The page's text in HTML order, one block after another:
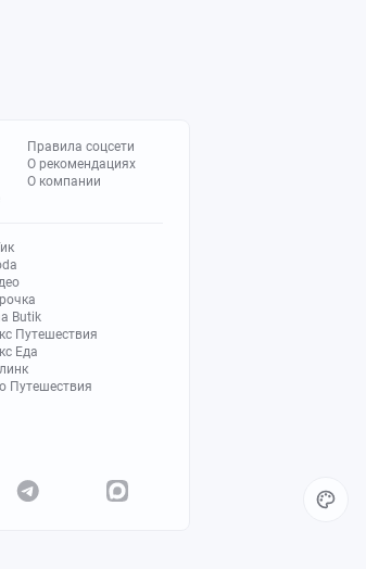
Правила соцсети
О рекомендациях
О компании
Butik
Путешествия
Еда
Путешествия